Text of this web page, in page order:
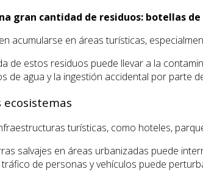
gran cantidad de residuos: botellas
acumularse en áreas turísticas,
de estos residuos puede llevar a la
de agua y la ingestión accidental por parte
turísticas, como hoteles,
salvajes en áreas urbanizadas puede
tráfico de personas y vehículos puede